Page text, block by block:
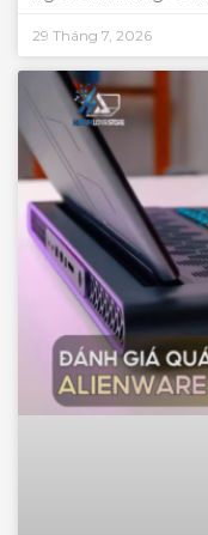
29 Tháng 7, 2026